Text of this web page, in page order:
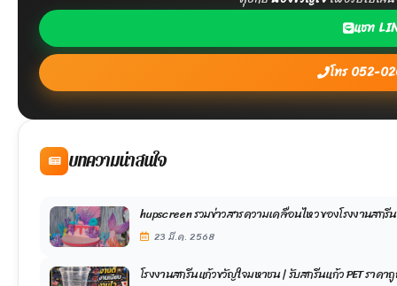
แชท
โทร 052-
บทความน่าสนใจ
hupscreen รวมข่าวสารความเคลื่อนไหว ของโรงงานส
23 มี.ค. 2568
โรงงานสกรีนแก้วขวัญใจมหาชน | รับสกรีนแก้ว PET ราค